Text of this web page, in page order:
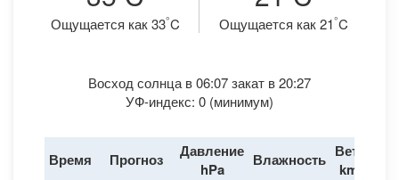
Ощущается как 33°C Ощущается как 21°C
Восход солнца в 06:07 закат в 20:27
УФ-индекс: 0 (минимум)
Время Прогноз
Давление
hPa
Влажность Ветер
km/h